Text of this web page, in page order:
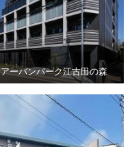
アーバンパーク江古田の森